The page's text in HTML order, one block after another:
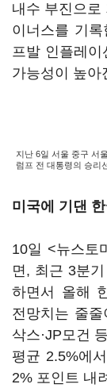
내수 부진으로
이너스를 기
프발 인플레
가능성이 높아
지난 6일 서울 중구 서
럼프 전 대통령의 승리
미국에 기댄
10일 <뉴스토
면, 최근 3분
하면서 올해
전망치는 줄
삭스·JP모건
평균 2.5%에
2% 포인트 내